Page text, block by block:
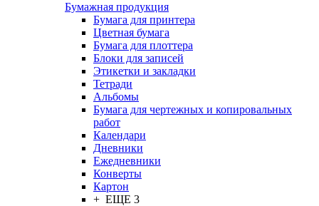
Бумажная продукция
Бумага для принтера
Цветная бумага
Бумага для плоттера
Блоки для записей
Этикетки и закладки
Тетради
Альбомы
Бумага для чертежных и копировальных
работ
Календари
Дневники
Ежедневники
Конверты
Картон
+ ЕЩЕ 3